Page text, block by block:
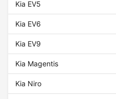
Kia EV5
Kia EV6
Kia EV9
Kia Magentis
Kia Niro